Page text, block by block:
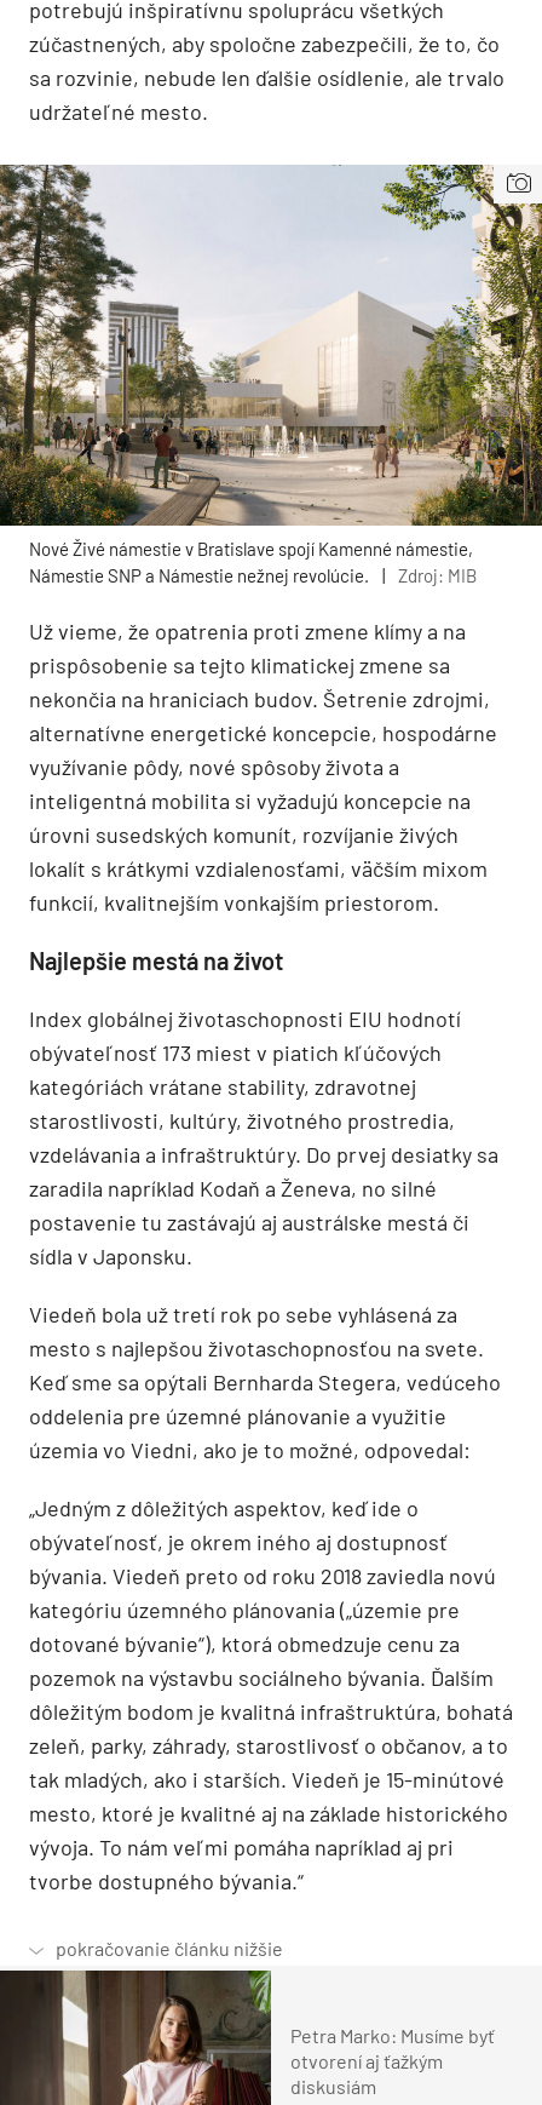
potrebujú inšpiratívnu spoluprácu všetkých
zúčastnených, aby spoločne zabezpečili, že to, čo
sa rozvinie, nebude len ďalšie osídlenie, ale trvalo
udržateľné mesto.
Nové Živé námestie v Bratislave spojí Kamenné námestie,
Námestie SNP a Námestie nežnej revolúcie.
Zdroj: MIB
Už vieme, že opatrenia proti zmene klímy a na
prispôsobenie sa tejto klimatickej zmene sa
nekončia na hraniciach budov. Šetrenie zdrojmi,
alternatívne energetické koncepcie, hospodárne
využívanie pôdy, nové spôsoby života a
inteligentná mobilita si vyžadujú koncepcie na
úrovni susedských komunít, rozvíjanie živých
lokalít s krátkymi vzdialenosťami, väčším mixom
funkcií, kvalitnejším vonkajším priestorom.
Najlepšie mestá na život
Index globálnej životaschopnosti EIU hodnotí
obývateľnosť 173 miest v piatich kľúčových
kategóriách vrátane stability, zdravotnej
starostlivosti, kultúry, životného prostredia,
vzdelávania a infraštruktúry. Do prvej desiatky sa
zaradila napríklad Kodaň a Ženeva, no silné
postavenie tu zastávajú aj austrálske mestá či
sídla v Japonsku.
Viedeň bola už tretí rok po sebe vyhlásená za
mesto s najlepšou životaschopnosťou na svete.
Keď sme sa opýtali Bernharda Stegera, vedúceho
oddelenia pre územné plánovanie a využitie
územia vo Viedni, ako je to možné, odpovedal:
„Jedným z dôležitých aspektov, keď ide o
obývateľnosť, je okrem iného aj dostupnosť
bývania. Viedeň preto od roku 2018 zaviedla novú
kategóriu územného plánovania („územie pre
dotované bývanie“), ktorá obmedzuje cenu za
pozemok na výstavbu sociálneho bývania. Ďalším
dôležitým bodom je kvalitná infraštruktúra, bohatá
zeleň, parky, záhrady, starostlivosť o občanov, a to
tak mladých, ako i starších. Viedeň je 15-minútové
mesto, ktoré je kvalitné aj na základe historického
vývoja. To nám veľmi pomáha napríklad aj pri
tvorbe dostupného bývania.“
Petra Marko: Musíme byť
otvorení aj ťažkým
diskusiám